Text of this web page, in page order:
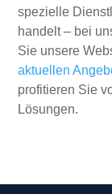
spezielle
handelt – bei
Sie unsere
aktuellen
profitieren Sie
Lösungen.